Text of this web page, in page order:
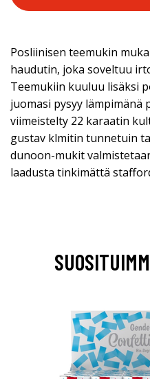
Posliinisen teemukin
haudutin, joka soveltuu
Teemukiin kuuluu lisäksi
juomasi pysyy lämpimänä
viimeistelty 22 karaatin
gustav klmitin tunnetuin
dunoon-mukit
laadusta tinkimättä